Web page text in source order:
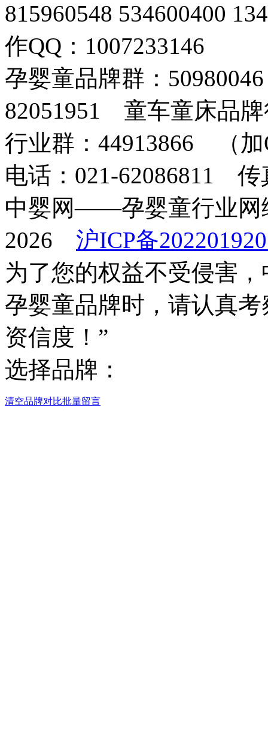
815960548 534600400
作QQ：1007233146
孕婴童品牌群：
82051951 童车童床品
行业群：44913866 （加
电话：021-62086811 传
中婴网——孕婴童行业网
2026 沪ICP备
为了您的权益不受侵害
孕婴童品牌时，请认真
资信度！”
选择品牌：
清空品牌对比批量留言